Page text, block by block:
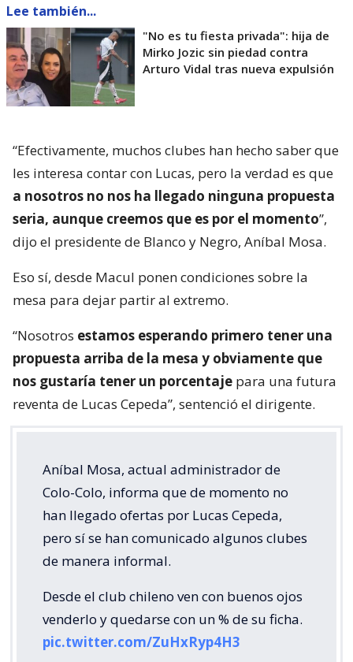
Lee también...
"No es tu fiesta privada": hija de
Mirko Jozic sin piedad contra
Arturo Vidal tras nueva expulsión
“Efectivamente, muchos clubes han hecho saber que
les interesa contar con Lucas, pero la verdad es que
a nosotros no nos ha llegado ninguna propuesta
seria, aunque creemos que es por el momento”,
dijo el presidente de Blanco y Negro, Aníbal Mosa.
Eso sí, desde Macul ponen condiciones sobre la
mesa para dejar partir al extremo.
“Nosotros estamos esperando primero tener una
propuesta arriba de la mesa y obviamente que
nos gustaría tener un porcentaje para una futura
reventa de Lucas Cepeda”, sentenció el dirigente.
Aníbal Mosa, actual administrador de
Colo-Colo, informa que de momento no
han llegado ofertas por Lucas Cepeda,
pero sí se han comunicado algunos clubes
de manera informal.
Desde el club chileno ven con buenos ojos
venderlo y quedarse con un % de su ficha.
pic.twitter.com/ZuHxRyp4H3